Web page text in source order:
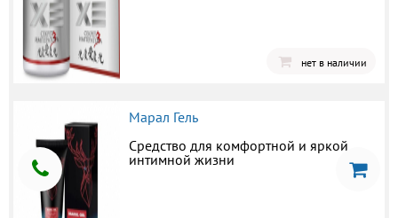
нет в наличии
Марал Гель
Средство для комфортной и яркой
интимной жизни